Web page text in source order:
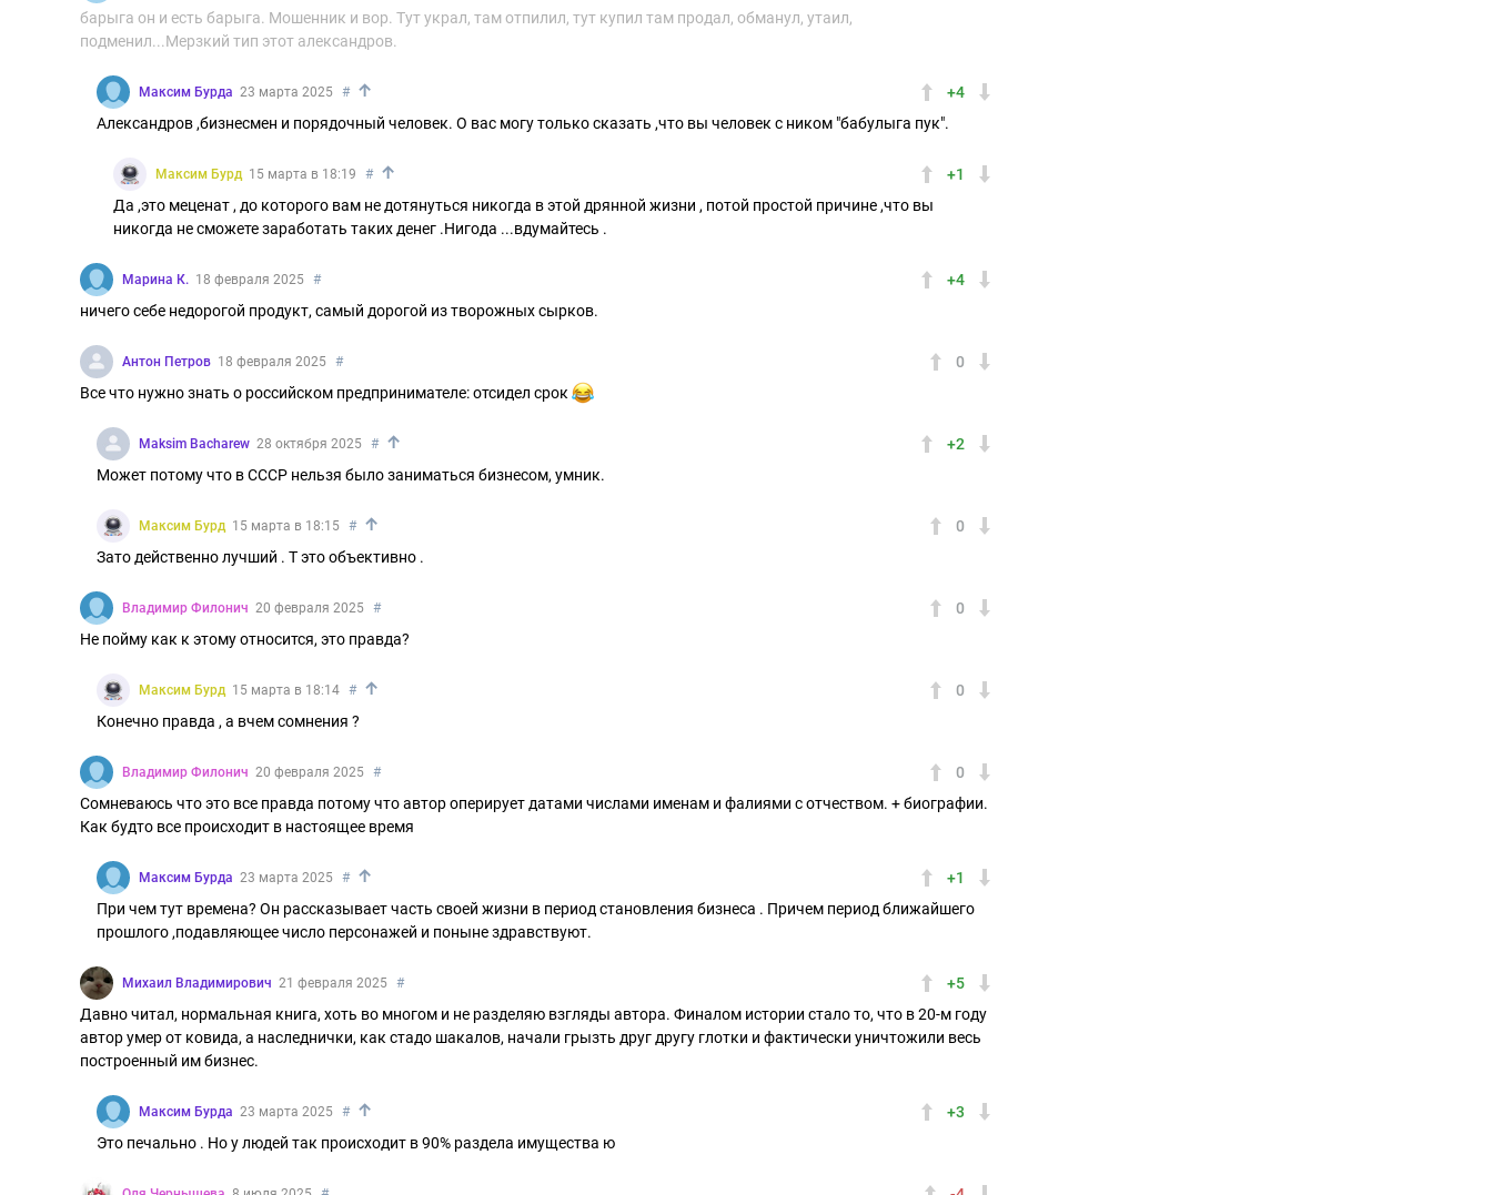
барыга он и есть барыга. Мошенник и вор. Тут украл, там отпилил, тут купил там продал, обманул, утаил,
подменил...Мерзкий тип этот александров.
+4
Максим Бурда 23 марта 2025 # ↑
Александров ,бизнесмен и порядочный человек. О вас могу только сказать ,что вы человек с ником "бабулыга пук".
+1
Максим Бурд 15 марта в 18:19 # ↑
Да ,это меценат , до которого вам не дотянуться никогда в этой дрянной жизни , потой простой причине ,что вы
никогда не сможете заработать таких денег .Нигода ...вдумайтесь .
+4
Марина К. 18 февраля 2025 #
ничего себе недорогой продукт, самый дорогой из творожных сырков.
0
Антон Петров 18 февраля 2025 #
Все что нужно знать о российском предпринимателе: отсидел срок
+2
Maksim Bacharew 28 октября 2025 # ↑
Может потому что в СССР нельзя было заниматься бизнесом, умник.
0
Максим Бурд 15 марта в 18:15 # ↑
Зато действенно лучший . Т это объективно .
0
Владимир Филонич 20 февраля 2025 #
Не пойму как к этому относится, это правда?
0
Максим Бурд 15 марта в 18:14 # ↑
Конечно правда , а вчем сомнения ?
0
Владимир Филонич 20 февраля 2025 #
Сомневаюсь что это все правда потому что автор оперирует датами числами именам и фалиями с отчеством. + биографии.
Как будто все происходит в настоящее время
+1
Максим Бурда 23 марта 2025 # ↑
При чем тут времена? Он рассказывает часть своей жизни в период становления бизнеса . Причем период ближайшего
прошлого ,подавляющее число персонажей и поныне здравствуют.
+5
Михаил Владимирович 21 февраля 2025 #
Давно читал, нормальная книга, хоть во многом и не разделяю взгляды автора. Финалом истории стало то, что в 20-м году
автор умер от ковида, а наследнички, как стадо шакалов, начали грызть друг другу глотки и фактически уничтожили весь
построенный им бизнес.
+3
Максим Бурда 23 марта 2025 # ↑
Это печально . Но у людей так происходит в 90% раздела имущества ю